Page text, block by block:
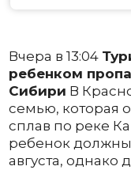
Вчера в 13:04
ребенком
Сибири В
семью, которая
сплав по реке
ребенок
августа, однако